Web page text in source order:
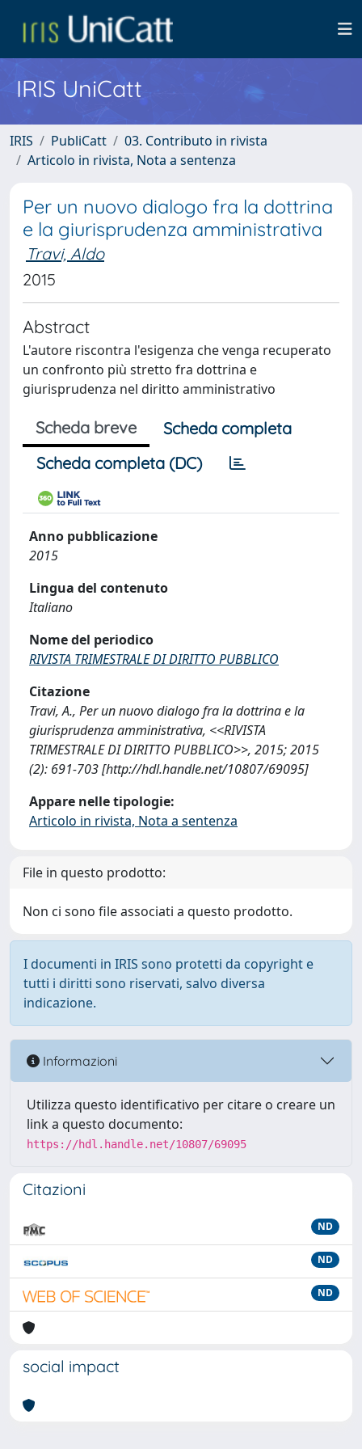
IRIS UniCatt
IRIS PubliCatt
03. Contributo in rivista
Articolo in rivista, Nota a sentenza
Per un nuovo dialogo fra la dottrina
e la giurisprudenza amministrativa
Travi, Aldo
2015
Abstract
L'autore riscontra l'esigenza che venga recuperato
un confronto più stretto fra dottrina e
giurisprudenza nel diritto amministrativo
Scheda breve
Scheda completa
Scheda completa (DC)
Anno pubblicazione
2015
Lingua del contenuto
Italiano
Nome del periodico
RIVISTA TRIMESTRALE DI DIRITTO PUBBLICO
Citazione
Travi, A., Per un nuovo dialogo fra la dottrina e la
giurisprudenza amministrativa, <<RIVISTA
TRIMESTRALE DI DIRITTO PUBBLICO>>, 2015; 2015
(2): 691-703 [http://hdl.handle.net/10807/69095]
Appare nelle tipologie:
Articolo in rivista, Nota a sentenza
File in questo prodotto:
Non ci sono file associati a questo prodotto.
I documenti in IRIS sono protetti da copyright e
tutti i diritti sono riservati, salvo diversa
indicazione.
Informazioni
Utilizza questo identificativo per citare o creare un
link a questo documento:
https://hdl.handle.net/10807/69095
Citazioni
ND
ND
ND
social impact